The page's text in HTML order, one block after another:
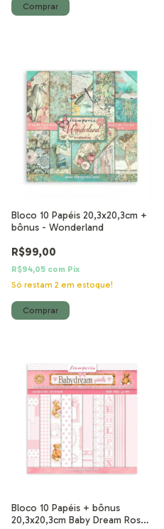
Bloco 10 Papéis 20,3x20,3cm +
bônus - Wonderland
R$99,00
R$94,05 com Pix
Só restam 2 em estoque!
Bloco 10 Papéis + bônus
20,3x20,3cm Baby Dream Rosa